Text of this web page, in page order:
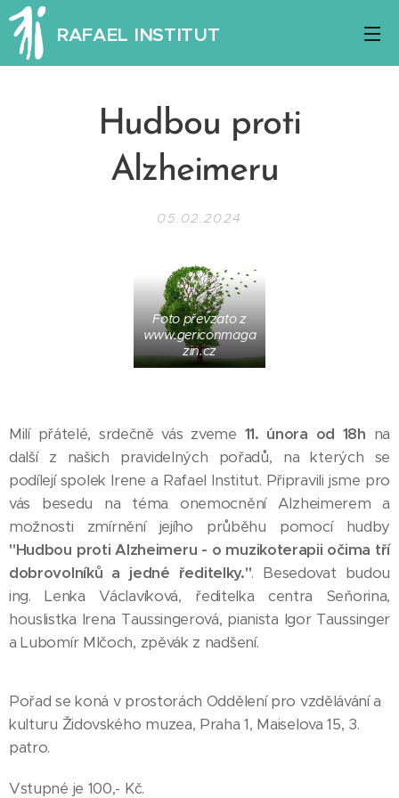
RAFAEL INSTITUT
Hudbou proti
Alzheimeru
05.02.2024
Foto převzato z
www.gericonmaga
zin.cz
Milí přátelé, srdečně vás zveme 11. února od 18h na
další z našich pravidelných pořadů, na kterých se
podílejí spolek Irene a Rafael Institut. Připravili jsme pro
vás besedu na téma onemocnění Alzheimerem a
možnosti zmírnění jejího průběhu pomocí hudby
"Hudbou proti Alzheimeru - o muzikoterapii očima tří
dobrovolníků a jedné ředitelky.". Besedovat budou
ing. Lenka Václavíková, ředitelka centra Seňorina,
houslistka Irena Taussingerová, pianista Igor Taussinger
a Lubomír Mlčoch, zpěvák z nadšení.
Pořad se koná v prostorách Oddělení pro vzdělávání a
kulturu Židovského muzea, Praha 1, Maiselova 15, 3.
patro.
Vstupné je 100,- Kč.